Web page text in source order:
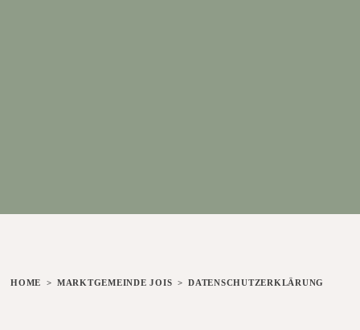
HOME
ZU HOME GEHENMARKTGEMEINDE JOIS
ZU MARKTGEMEINDE JOIS GEHENDATENSCHUTZERKLÄRUNG